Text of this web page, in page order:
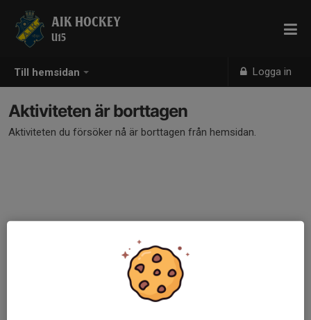
Till hemsidan Logga in
AIK HOCKEY
U15
Aktiviteten är borttagen
Aktiviteten du försöker nå är borttagen från hemsidan.